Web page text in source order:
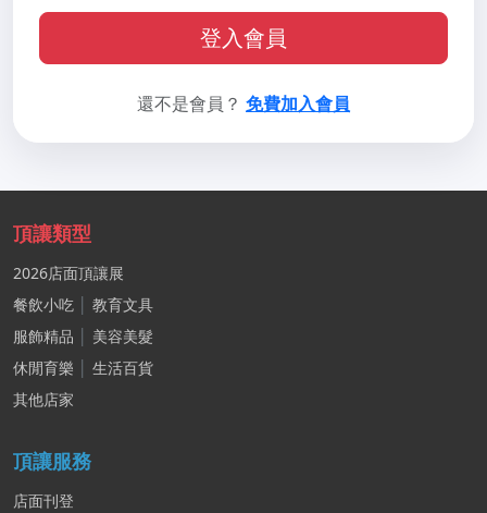
登入會員
還不是會員？ 免費加入會員
頂讓類型
2026店面頂讓展
餐飲小吃
教育文具
服飾精品
美容美髮
休閒育樂
生活百貨
其他店家
頂讓服務
店面刊登